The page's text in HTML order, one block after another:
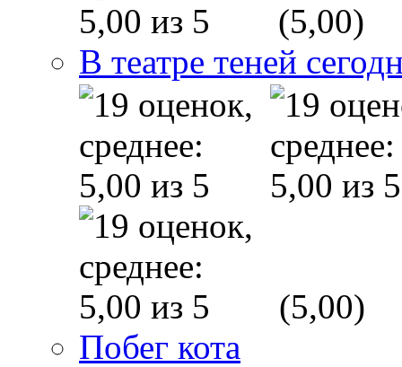
(5,00)
В театре теней
(5,00)
Побег кота